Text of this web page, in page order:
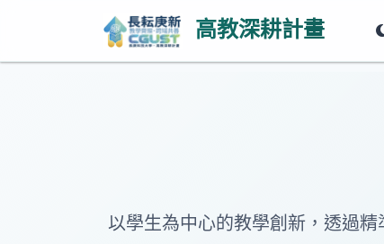
高教深耕計畫
以學生為中心的教學創新，透過